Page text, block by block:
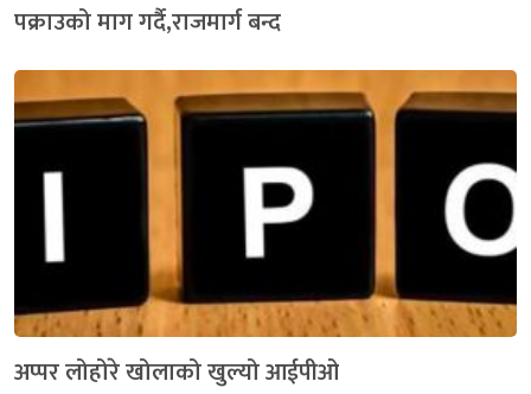
पक्राउको माग गर्दै,राजमार्ग बन्द
अप्पर लोहोरे खोलाको खुल्यो आईपीओ